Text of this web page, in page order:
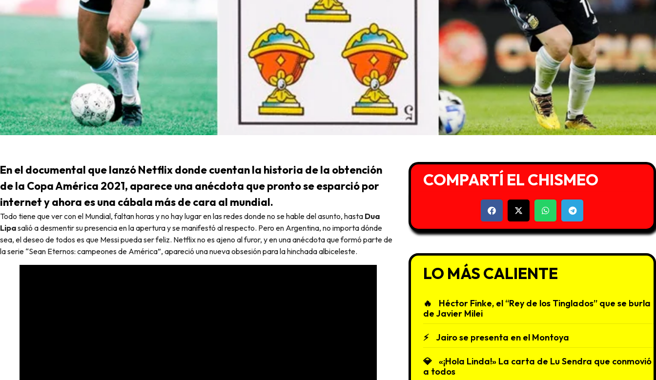
En el documental que lanzó Netflix donde cuentan la historia de la obtención
de la Copa América 2021, aparece una anécdota que pronto se esparció por
internet y ahora es una cábala más de cara al mundial.
Todo tiene que ver con el Mundial, faltan horas y no hay lugar en las redes donde no se hable del asunto, hasta Dua
Lipasalió a desmentir su presencia en la apertura y se manifestó al respecto. Pero en Argentina, no importa dónde
sea, el deseo de todos es que Messi pueda ser feliz. Netflix no es ajeno al furor, y en una anécdota que formó parte de
la serie “Sean Eternos: campeones de América”, apareció una nueva obsesión para la hinchada albiceleste.
COMPARTÍ EL CHISMEO
LO MÁS CALIENTE
Héctor Finke, el “Rey de los Tinglados” que se burla
de Javier Milei
Jairo se presenta en el Montoya
«¡Hola Linda!» La carta de Lu Sendra que conmovió
a todos